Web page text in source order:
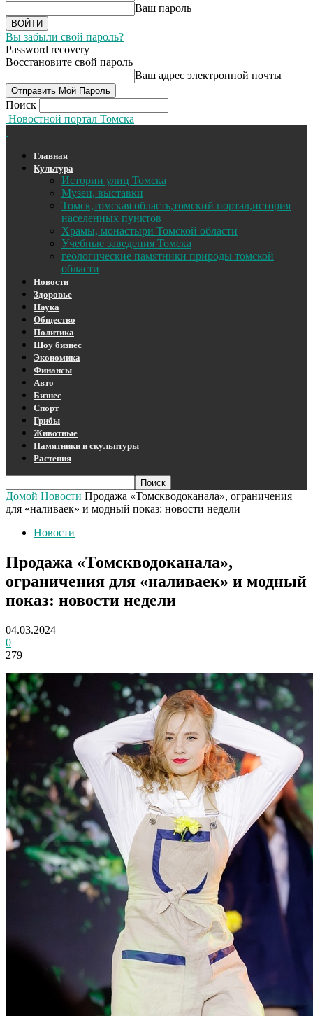
Ваш пароль
Вы забыли свой пароль?
Password recovery
Восстановите свой пароль
Ваш адрес электронной почты
Поиск
Новостной портал Томска
Главная
Культура
Истории улиц Томска
Музеи, выставки
Томск,томская область,томский портал,история
населенных пунктов
Храмы, монастыри Томской области
Учебные заведения Томска
геологические памятники природы томской
области
Новости
Здоровье
Наука
Общество
Политика
Шоу бизнес
Экономика
Финансы
Авто
Бизнес
Спорт
Грибы
Животные
Памятники и скульптуры
Растения
Домой Новости Продажа «Томскводоканала», ограничения
для «наливаек» и модный показ: новости недели
Новости
Продажа «Томскводоканала»,
ограничения для «наливаек» и модный
показ: новости недели
04.03.2024
0
279